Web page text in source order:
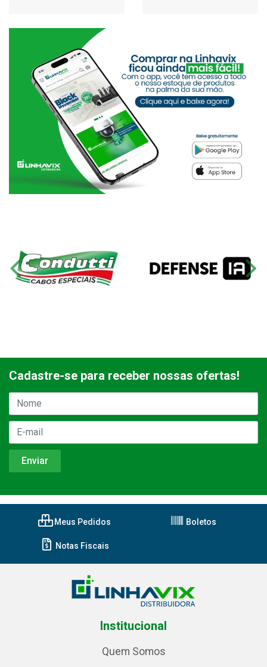
Cadastre-se para receber nossas ofertas!
Meus Pedidos Boletos
Notas Fiscais
Institucional
Quem Somos